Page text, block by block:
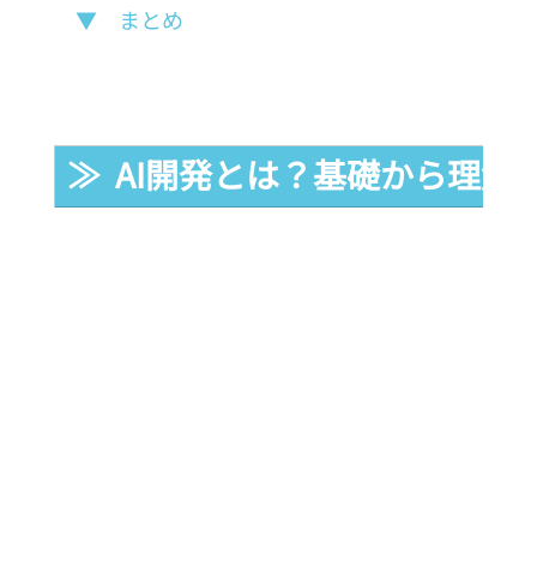
▼　まとめ
≫  AI開発とは？基礎から理解